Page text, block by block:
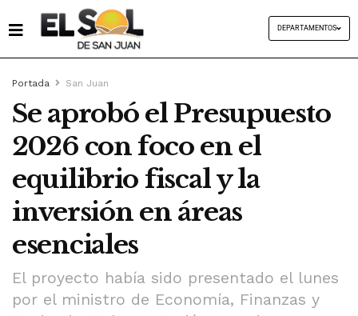
DEPARTAMENTOS
Portada San Juan
Se aprobó el Presupuesto
2026 con foco en el
equilibrio fiscal y la
inversión en áreas
esenciales
El proyecto había sido presentado el lunes
por el ministro de Economía, Finanzas y